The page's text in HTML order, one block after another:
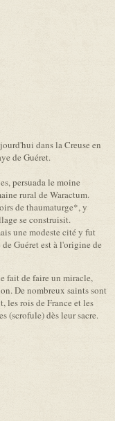
dans la Creuse en
de Guéret.
persuada le moine
rural de Waractum.
de thaumaturge*, y
se construisit.
une modeste cité y fut
Guéret est à l'origine de
fait de faire un miracle,
De nombreux saints sont
les rois de France et les
(scrofule) dès leur sacre.